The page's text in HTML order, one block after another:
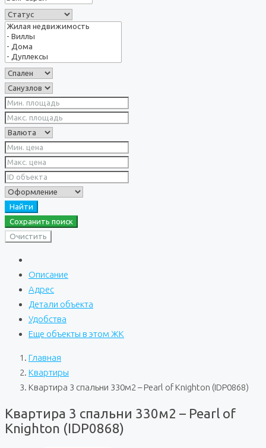
Найти
Сохранить поиск
Очистить
Описание
Адрес
Детали объекта
Удобства
Еще объекты в этом ЖК
Главная
Квартиры
Квартира 3 спальни 330м2 – Pearl of Knighton (IDP0868)
Квартира 3 спальни 330м2 – Pearl of
Knighton (IDP0868)